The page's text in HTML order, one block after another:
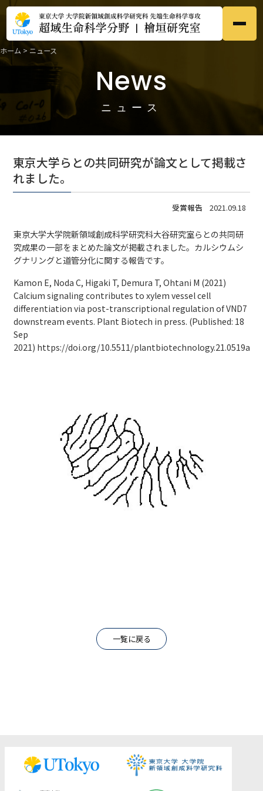
ホーム
研究内容
メンバー
Prospective
●ニュース News
●アクセスAccess
ホーム > ニュース
News
ニュース
東京大学らとの共同研究が論文として掲載さ
れました。
受賞報告 2021.09.18
東京大学大学院新領域創成科学研究科大谷研究室らとの共同研
究成果の一部をまとめた論文が掲載されました。カルシウムシ
グナリングと道管分化に関する報告です。
Kamon E, Noda C, Higaki T, Demura T, Ohtani M (2021)
Calcium signaling contributes to xylem vessel cell
differentiation via post-transcriptional regulation of VND7
downstream events. Plant Biotech in press. (Published: 18
Sep
2021) https://doi.org/10.5511/plantbiotechnology.21.0519a
一覧に戻る